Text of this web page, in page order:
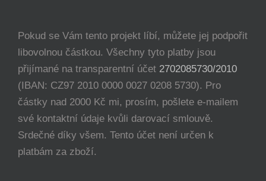
Pokud se Vám tento projekt líbí, můžete jej podpořit
libovolnou částkou. Všechny tyto platby jsou
přijímané na transparentní účet 2702085730/2010
(IBAN: CZ97 2010 0000 0027 0208 5730). Pro
částky nad 2000 Kč mi, prosím, pošlete e-mailem
své kontaktní údaje kvůli darovací smlouvě.
Srdečné díky všem. Tento účet není určen k
platbám za zboží.